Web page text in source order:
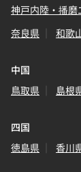
神戸内陸・播磨
奈良県
和歌
中国
鳥取県
島根
四国
徳島県
香川